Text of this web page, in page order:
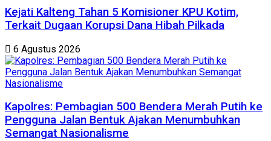
Kejati Kalteng Tahan 5 Komisioner KPU Kotim,
Terkait Dugaan Korupsi Dana Hibah Pilkada
6 Agustus 2026
Kapolres: Pembagian 500 Bendera Merah Putih ke
Pengguna Jalan Bentuk Ajakan Menumbuhkan
Semangat Nasionalisme